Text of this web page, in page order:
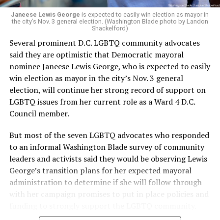
Janeese Lewis George is expected to easily win election as mayor in
the city’s Nov. 3 general election. (Washington Blade photo by Landon
Shackelford)
Several prominent D.C. LGBTQ community advocates
said they are optimistic that Democratic mayoral
nominee Janeese Lewis George, who is expected to easily
win election as mayor in the city’s Nov. 3 general
election, will continue her strong record of support on
LGBTQ issues from her current role as a Ward 4 D.C.
Council member.
But most of the seven LGBTQ advocates who responded
to an informal Washington Blade survey of community
leaders and activists said they would be observing Lewis
George’s transition plans for her expected mayoral
administration to determine if she will follow through
with her campaign promises to put in place policies and